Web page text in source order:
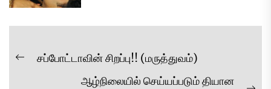
Post
navigation
Previous
சப்போட்டாவின் சிறப்பு!! (மருத்துவம்)
ஆழ்நிலையில் செய்யப்படும் தியான